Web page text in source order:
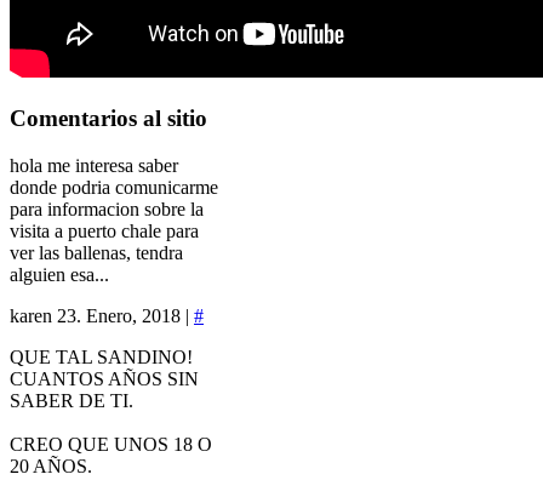
Comentarios al sitio
hola me interesa saber
donde podria comunicarme
para informacion sobre la
visita a puerto chale para
ver las ballenas, tendra
alguien esa...
karen 23. Enero, 2018 | #
QUE TAL SANDINO!
CUANTOS AÑOS SIN
SABER DE TI.
CREO QUE UNOS 18 O
20 AÑOS.